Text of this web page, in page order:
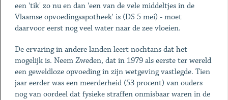
een 'tik' zo nu en dan 'een van de vele middeltjes in de
Vlaamse opvoedingsapotheek' is (DS 5 mei) - moet
daarvoor eerst nog veel water naar de zee vloeien.
De ervaring in andere landen leert nochtans dat het
mogelijk is. Neem Zweden, dat in 1979 als eerste ter wereld
een geweldloze opvoeding in zijn wetgeving vastlegde. Tien
jaar eerder was een meerderheid (53 procent) van ouders
nog van oordeel dat fysieke straffen onmisbaar waren in de